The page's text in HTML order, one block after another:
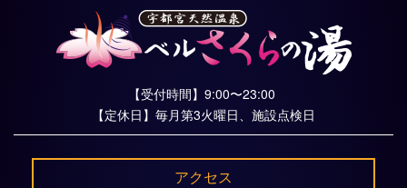
【受付時間】9:00〜23:00
【定休日】毎月第3火曜日、施設点検日
アクセス